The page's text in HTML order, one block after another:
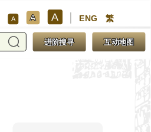
A A A ENG 繁
进阶搜寻 互动地图